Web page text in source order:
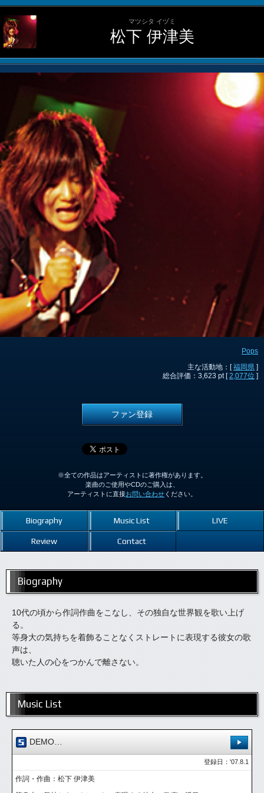
マツシタ イヅミ
松下 伊津美
Pops
主な活動地：[福岡県 ]
総合評価：3,623 pt [2,077位 ]
ファン登録
※全ての作品はアーティストに著作権があります。
楽曲のご使用やCDのご購入は、
アーティストに直接お問い合わせ ください。
Biography Music List LIVE
Review Contact
Biography
10代の頃から作詞作曲をこなし、その独自な世界観を歌い上げ
る。
等身大の気持ちを着飾ることなくストレートに表現する彼女の歌
声は、
聴いた人の心をつかんで離さない。
Music List
DEMO…
登録日：'07.8.1
作詞・作曲：松下 伊津美